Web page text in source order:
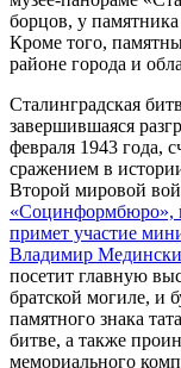
борцов, у
Кроме того,
районе города и
Сталинградская
завершившаяся
февраля 1943 года,
сражением в
Второй мировой
«Социнформбюро»,
примет участие
Владимир
посетит главную
братской могиле, и
памятного знака
битве, а также
мемориального